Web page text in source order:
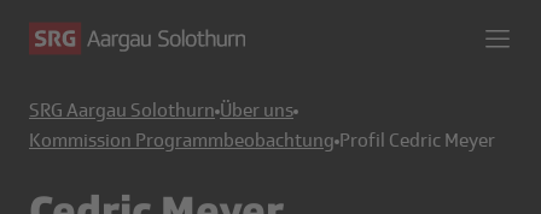
SRG Aargau Solothurn Über uns
Kommission Programmbeobachtung Profil Cedric Meyer